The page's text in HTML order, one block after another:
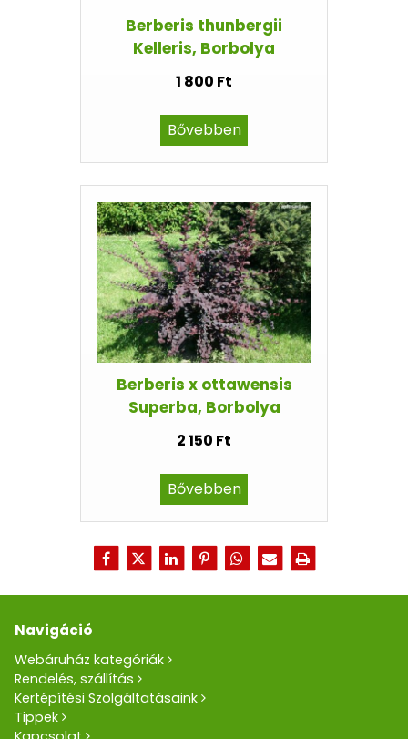
Berberis thunbergii
Kelleris, Borbolya
1 800 Ft
Bővebben
Berberis x ottawensis
Superba, Borbolya
2 150 Ft
Bővebben
Navigáció
Webáruház kategóriák
Rendelés, szállítás
Kertépítési Szolgáltatásaink
Tippek